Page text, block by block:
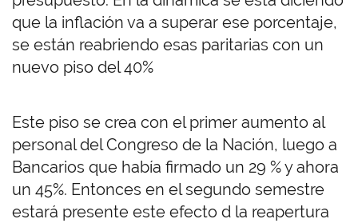
que la inflación va a superar ese porcentaje,
se están reabriendo esas paritarias con un
nuevo piso del 40%
Este piso se crea con el primer aumento al
personal del Congreso de la Nación, luego a
Bancarios que había firmado un 29 % y ahora
un 45%. Entonces en el segundo semestre
estará presente este efecto d la reapertura